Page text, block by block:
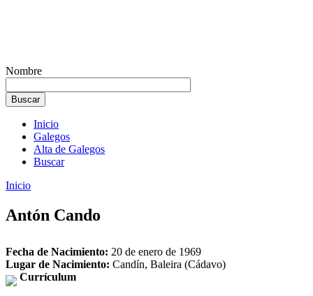
Nombre
Inicio
Galegos
Alta de Galegos
Buscar
Inicio
Antón Cando
Fecha de Nacimiento: 20 de enero de 1969
Lugar de Nacimiento: Candín, Baleira (Cádavo)
Currículum